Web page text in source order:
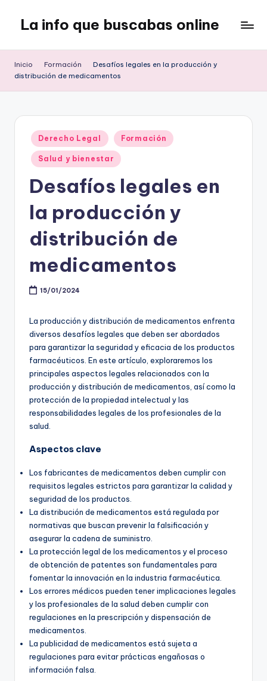
contenido
La info que buscabas online
para
Inicio Formación
Desafíos legales en la producción y
distribución de medicamentos
Publicado
en
Derecho Legal Formación
Salud y bienestar
Desafíos legales en
la producción y
distribución de
medicamentos
15/01/2024
La producción y distribución de medicamentos enfrenta
diversos desafíos legales que deben ser abordados
para garantizar la seguridad y eficacia de los productos
farmacéuticos. En este artículo, exploraremos los
principales aspectos legales relacionados con la
producción y distribución de medicamentos, así como la
protección de la propiedad intelectual y las
responsabilidades legales de los profesionales de la
salud.
Aspectos clave
Los fabricantes de medicamentos deben cumplir con
requisitos legales estrictos para garantizar la calidad y
seguridad de los productos.
La distribución de medicamentos está regulada por
normativas que buscan prevenir la falsificación y
asegurar la cadena de suministro.
La protección legal de los medicamentos y el proceso
de obtención de patentes son fundamentales para
fomentar la innovación en la industria farmacéutica.
Los errores médicos pueden tener implicaciones legales
y los profesionales de la salud deben cumplir con
regulaciones en la prescripción y dispensación de
medicamentos.
La publicidad de medicamentos está sujeta a
regulaciones para evitar prácticas engañosas o
información falsa.